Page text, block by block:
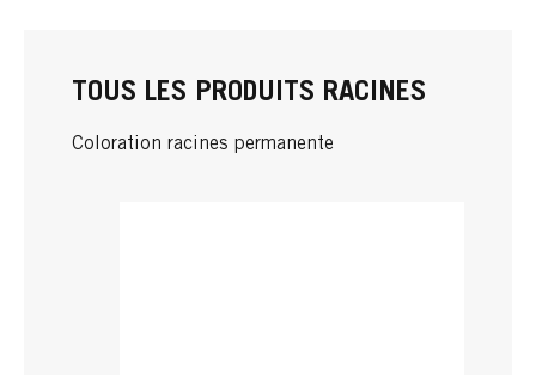
TOUS LES PRODUITS RACINES
Coloration racines permanente